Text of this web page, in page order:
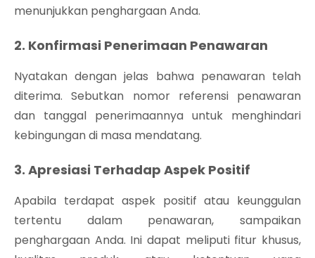
menunjukkan penghargaan Anda.
2. Konfirmasi Penerimaan Penawaran
Nyatakan dengan jelas bahwa penawaran telah
diterima. Sebutkan nomor referensi penawaran
dan tanggal penerimaannya untuk menghindari
kebingungan di masa mendatang.
3. Apresiasi Terhadap Aspek Positif
Apabila terdapat aspek positif atau keunggulan
tertentu dalam penawaran, sampaikan
penghargaan Anda. Ini dapat meliputi fitur khusus,